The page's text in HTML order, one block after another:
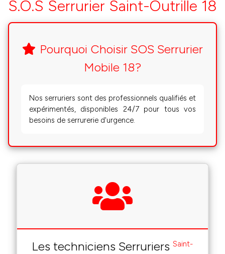
S.O.S Serrurier Saint-Outrille 18
Pourquoi Choisir SOS Serrurier
Mobile 18?
Nos serruriers sont des professionnels qualifiés et
expérimentés, disponibles 24/7 pour tous vos
besoins de serrurerie d'urgence.
Les techniciens SerruriersSaint-